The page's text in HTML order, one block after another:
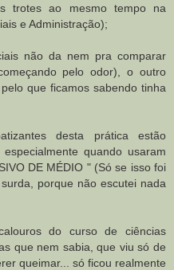
trotes ao mesmo tempo na
e Administração);
não da nem pra comparar
pelo odor), o outro
que ficamos sabendo tinha
desta prática estão
quando usaram
DE MÉDIO " (Só se isso foi
porque não escutei nada
do curso de ciências
que nem sabia, que viu só de
queimar... só ficou realmente